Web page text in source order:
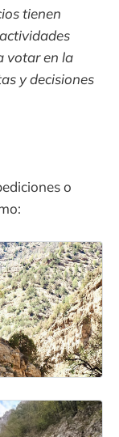
tienen
votar en la
y decisiones
o